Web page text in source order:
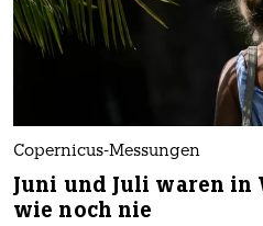
Copernicus-Messungen
Juni und Juli waren in
wie noch nie